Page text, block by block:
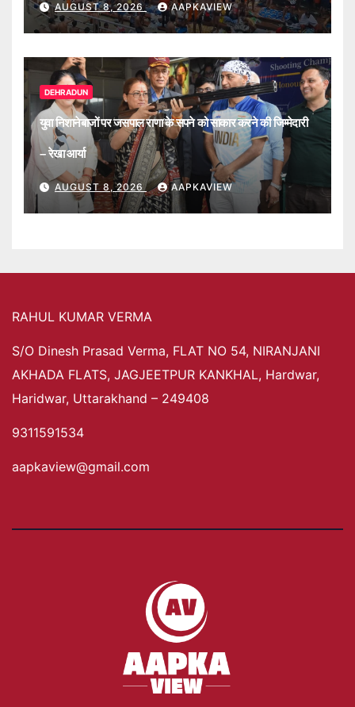
AUGUST 8, 2026 AAPKAVIEW
DEHRADUN
युवा निशानेबाजों पर जसपाल राणा के सपने को साकार करने की जिम्मेदारी
– रेखा आर्या
AUGUST 8, 2026 AAPKAVIEW
RAHUL KUMAR VERMA
S/O Dinesh Prasad Verma, FLAT NO 54, NIRANJANI
AKHADA FLATS, JAGJEETPUR KANKHAL, Hardwar,
Haridwar, Uttarakhand – 249408
9311591534
aapkaview@gmail.com